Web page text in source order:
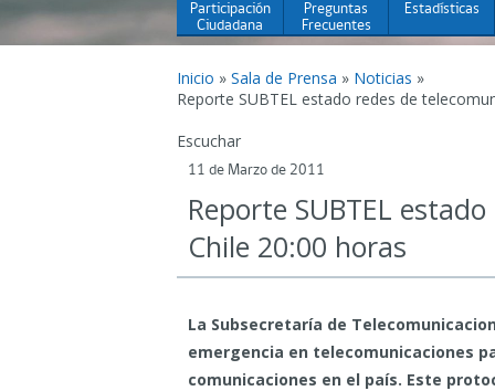
Participación
Ciudadana
Preguntas
Frecuentes
Estadísticas
Inicio » Sala de Prensa » Noticias »
Reporte SUBTEL estado redes de
Escuchar
11 de Marzo de 2011
Reporte SUBTEL
Chile 20:00 horas
La Subsecretaría de
emergencia en telecomunicaciones
comunicaciones en el país. Este